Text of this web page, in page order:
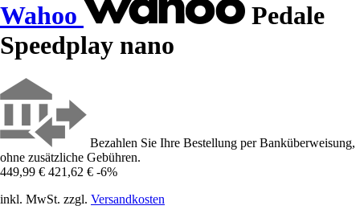
Wahoo
Pedale
Speedplay nano
Bezahlen Sie Ihre Bestellung per Banküberweisung,
ohne zusätzliche Gebühren.
449,99 € 421,62 € -6%
inkl. MwSt. zzgl. Versandkosten